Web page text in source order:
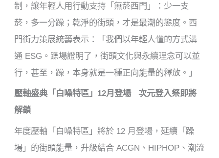
制，讓年輕人用行動支持「無菸西門」：少一支
菸，多一分躁；乾淨的街頭，才是最潮的態度。西
門街力策展統籌表示：「我們以年輕人懂的方式溝
通 ESG。躁場證明了，街頭文化與永續理念可以並
行，甚至，躁，本身就是一種正向能量的釋放。」
壓軸盛典「白噪特區」12月登場 次元登入祭即將
解鎖
年度壓軸「白噪特區」將於 12 月登場，延續「躁
場」的街頭能量，升級結合 ACGN、HIPHOP、潮流